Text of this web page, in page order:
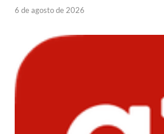
6 de agosto de 2026